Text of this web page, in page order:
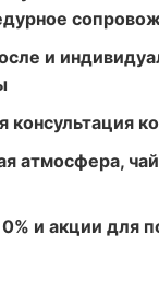
и
консультация
атмосфера,
и акции для